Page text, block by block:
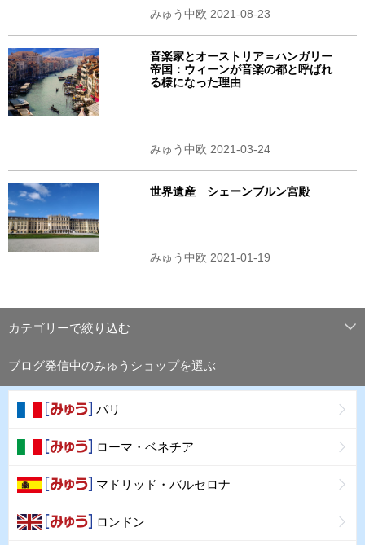
みゅう中欧 2021-08-23
音楽家とオーストリア＝ハンガリー
帝国：ウィーンが音楽の都と呼ばれ
る様になった理由
みゅう中欧 2021-03-24
世界遺産 シェーンブルン宮殿
みゅう中欧 2021-01-19
カテゴリーで絞り込む
ブログ発信中のみゅうショップを選ぶ
パリ
ローマ・ベネチア
マドリッド・バルセロナ
ロンドン